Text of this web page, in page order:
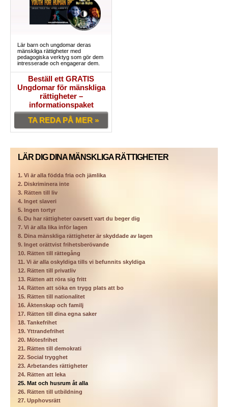
Lär barn och ungdomar deras
mänskliga rättigheter med
pedagogiska verktyg som gör dem
intresserade och engagerar dem.
Beställ ett GRATIS
Ungdomar för mänskliga
rättigheter –
informationspaket
TA REDA PÅ MER »
LÄR DIG DINA MÄNSKLIGA RÄTTIGHETER
1. Vi är alla födda fria och jämlika
2. Diskriminera inte
3. Rätten till liv
4. Inget slaveri
5. Ingen tortyr
6. Du har rättigheter oavsett vart du beger dig
7. Vi är alla lika inför lagen
8. Dina mänskliga rättigheter är skyddade av lagen
9. Inget orättvist frihetsberövande
10. Rätten till rättegång
11. Vi är alla oskyldiga tills vi befunnits skyldiga
12. Rätten till privatliv
13. Rätten att röra sig fritt
14. Rätten att söka en trygg plats att bo
15. Rätten till nationalitet
16. Äktenskap och familj
17. Rätten till dina egna saker
18. Tankefrihet
19. Yttrandefrihet
20. Mötesfrihet
21. Rätten till demokrati
22. Social trygghet
23. Arbetandes rättigheter
24. Rätten att leka
25. Mat och husrum åt alla
26. Rätten till utbildning
27. Upphovsrätt